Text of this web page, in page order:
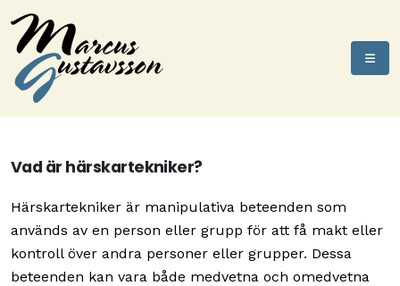
Vad är härskartekniker?
Härskartekniker är manipulativa beteenden som
används av en person eller grupp för att få makt eller
kontroll över andra personer eller grupper. Dessa
beteenden kan vara både medvetna och omedvetna